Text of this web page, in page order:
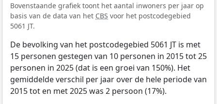
Bovenstaande grafiek toont het aantal inwoners per jaar op
basis van de data van het CBS voor het postcodegebied
5061 JT.
De bevolking van het postcodegebied 5061 JT is met
15 personen gestegen van 10 personen in 2015 tot 25
personen in 2025 (dat is een groei van 150%). Het
gemiddelde verschil per jaar over de hele periode van
2015 tot en met 2025 was 2 persoon (17%).